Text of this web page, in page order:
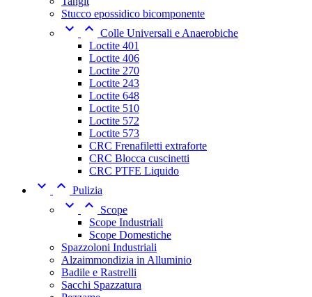
Stucco epossidico bicomponente
  Colle Universali e Anaerobiche
Loctite 401
Loctite 406
Loctite 270
Loctite 243
Loctite 648
Loctite 510
Loctite 572
Loctite 573
CRC Frenafiletti extraforte
CRC Blocca cuscinetti
CRC PTFE Liquido
  Pulizia
 
Scope
Scope Industriali
Scope Domestiche
Spazzoloni Industriali
Alzaimmondizia in Alluminio
Badile e Rastrelli
Sacchi Spazzatura